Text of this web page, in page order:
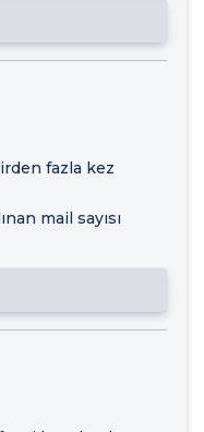
fazla kez
mail sayısı